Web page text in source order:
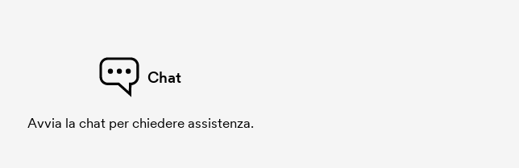
Chat
Avvia la chat per chiedere assistenza.